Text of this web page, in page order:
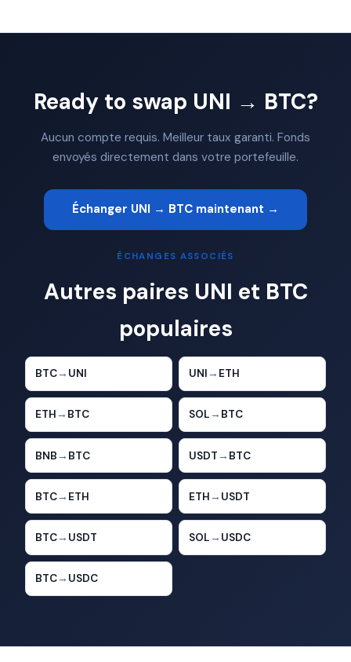
Ready to swap UNI → BTC?
Aucun compte requis. Meilleur taux garanti. Fonds
envoyés directement dans votre portefeuille.
Échanger UNI → BTC maintenant →
ÉCHANGES ASSOCIÉS
Autres paires UNI et BTC
populaires
BTC→ UNI UNI → ETH
ETH → BTC SOL → BTC
BNB → BTC USDT → BTC
BTC→ ETH ETH → USDT
BTC→ USDT SOL → USDC
BTC→ USDC